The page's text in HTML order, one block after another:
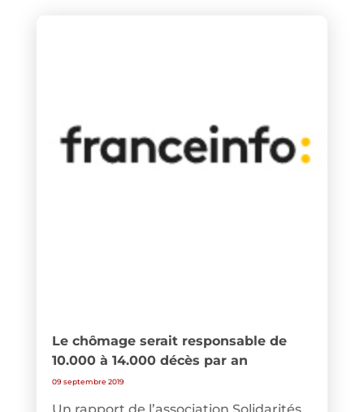
Le chômage serait responsable de
10.000 à 14.000 décès par an
09 septembre 2019